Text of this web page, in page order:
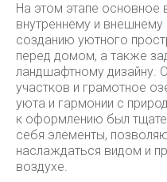
На этом этапе основное
внутреннему и
созданию уютного
перед домом, а также
ландшафтному дизайну.
участков и грамотное
уюта и гармонии с
к оформлению был
себя элементы,
наслаждаться видом и
воздухе.